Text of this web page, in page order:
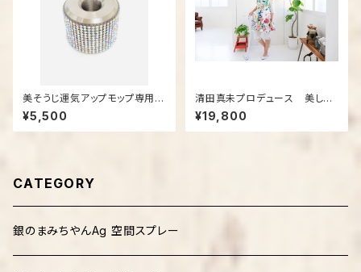
美そうじ運気アップモップ専用ス
タンド
¥5,500
清田真未プロデュース 美しく
魅せる！美そうじ®エプロン
かわいく、おしゃれで女性らしさ
満点！実用性は抜群！
¥19,800
CATEGORY
銀のまみちやんAg 空間スプレー